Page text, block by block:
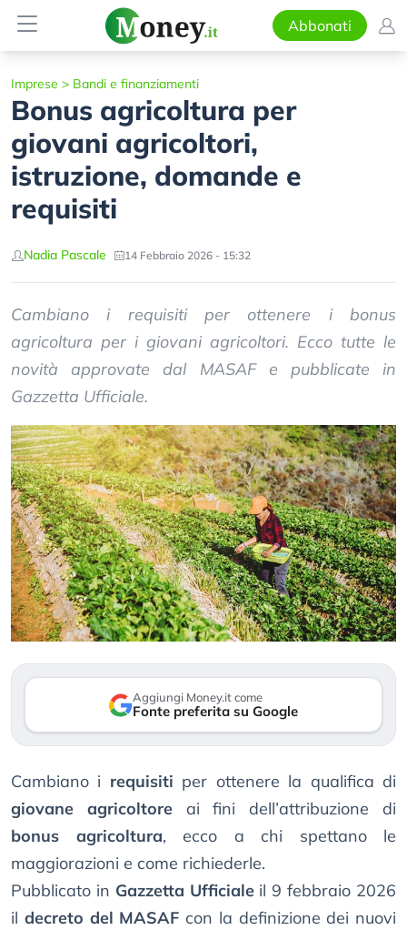
Abbonati
Imprese > Bandi e finanziamenti
Bonus agricoltura per
giovani agricoltori,
istruzione, domande e
requisiti
Nadia Pascale 14 Febbraio 2026 - 15:32
Cambiano i requisiti per ottenere i bonus
agricoltura per i giovani agricoltori. Ecco tutte le
novità approvate dal MASAF e pubblicate in
Gazzetta Ufficiale.
Aggiungi Money.it come
Fonte preferita su Google
Cambiano i requisiti per ottenere la qualifica di
giovane agricoltoreai fini dell’attribuzione di
bonus agricoltura, ecco a chi spettano le
maggiorazioni e come richiederle.
Pubblicato in Gazzetta Ufficialeil 9 febbraio 2026
il decreto del MASAF con la definizione dei nuovi